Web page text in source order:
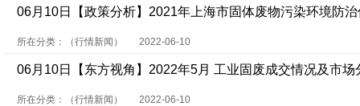
06月10日【政策分析】2021年上海市固体废物污染环境防
所在分类：（行情新闻） 2022-06-10
06月10日【东方视角】2022年5月 工业固废成交情况及市场
所在分类：（行情新闻） 2022-06-10